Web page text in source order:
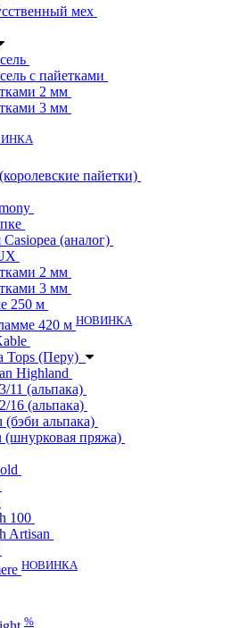
мех
с пайетками
2 мм
3 мм
пайетки)
(аналог)
2 мм
3 мм
250 м
420 м НОВИНКА
Tops (Перу)
Highland
11 (альпака)
16 (альпака)
(бэби альпака)
(шнурковая пряжа)
100
Artisan
НОВИНКА
%